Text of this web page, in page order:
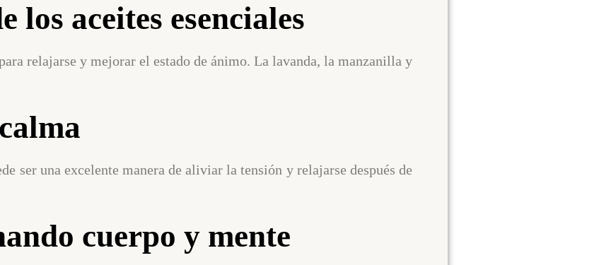
aceites esenciales
relajarse y mejorar el estado de ánimo. La lavanda, la manzanilla y
ser una excelente manera de aliviar la tensión y relajarse después de
cuerpo y mente